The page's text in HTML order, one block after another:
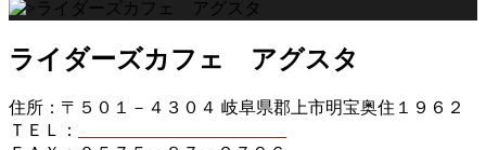
ライダーズカフェ アグスタ
住所：〒５０１－４３０４ 岐阜県郡上市明宝奥住１９６２
ＴＥＬ：